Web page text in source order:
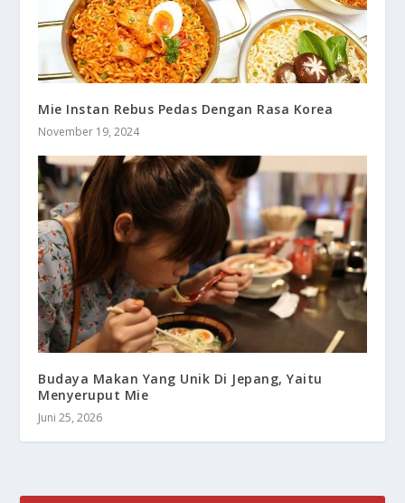
Mie Instan Rebus Pedas Dengan Rasa Korea
November 19, 2024
Budaya Makan Yang Unik Di Jepang, Yaitu
Menyeruput Mie
Juni 25, 2026